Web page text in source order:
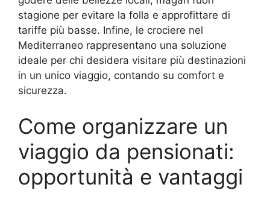
stagione per evitare la folla e approfittare di
tariffe più basse. Infine, le crociere nel
Mediterraneo rappresentano una soluzione
ideale per chi desidera visitare più destinazioni
in un unico viaggio, contando su comfort e
sicurezza.
Come organizzare un
viaggio da pensionati:
opportunità e vantaggi